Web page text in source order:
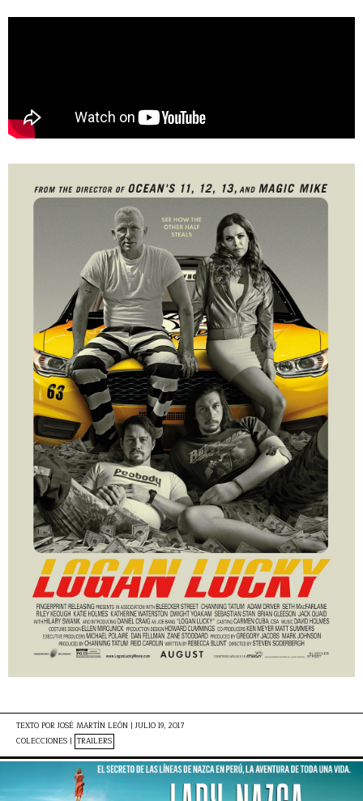
TEXTO POR JOSÉ MARTÍN LEÓN | JULIO 19, 2017
COLECCIONES | TRAILERS